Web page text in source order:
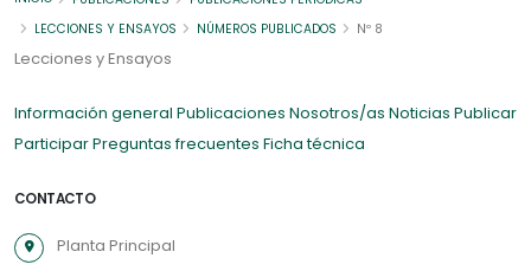
LECCIONES Y ENSAYOS
NÚMEROS PUBLICADOS Nº 8
Lecciones y Ensayos
Información general Publicaciones Nosotros/as Noticias Publicar
ParticiparPreguntas frecuentes Ficha técnica
CONTACTO
Planta Principal